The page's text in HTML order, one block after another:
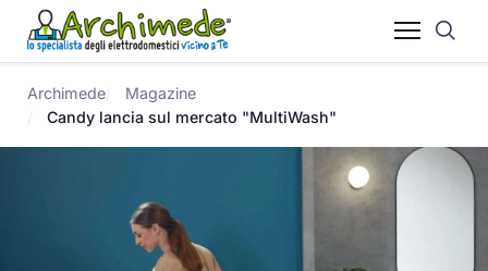
Archimede
Magazine
Candy lancia sul mercato "MultiWash"